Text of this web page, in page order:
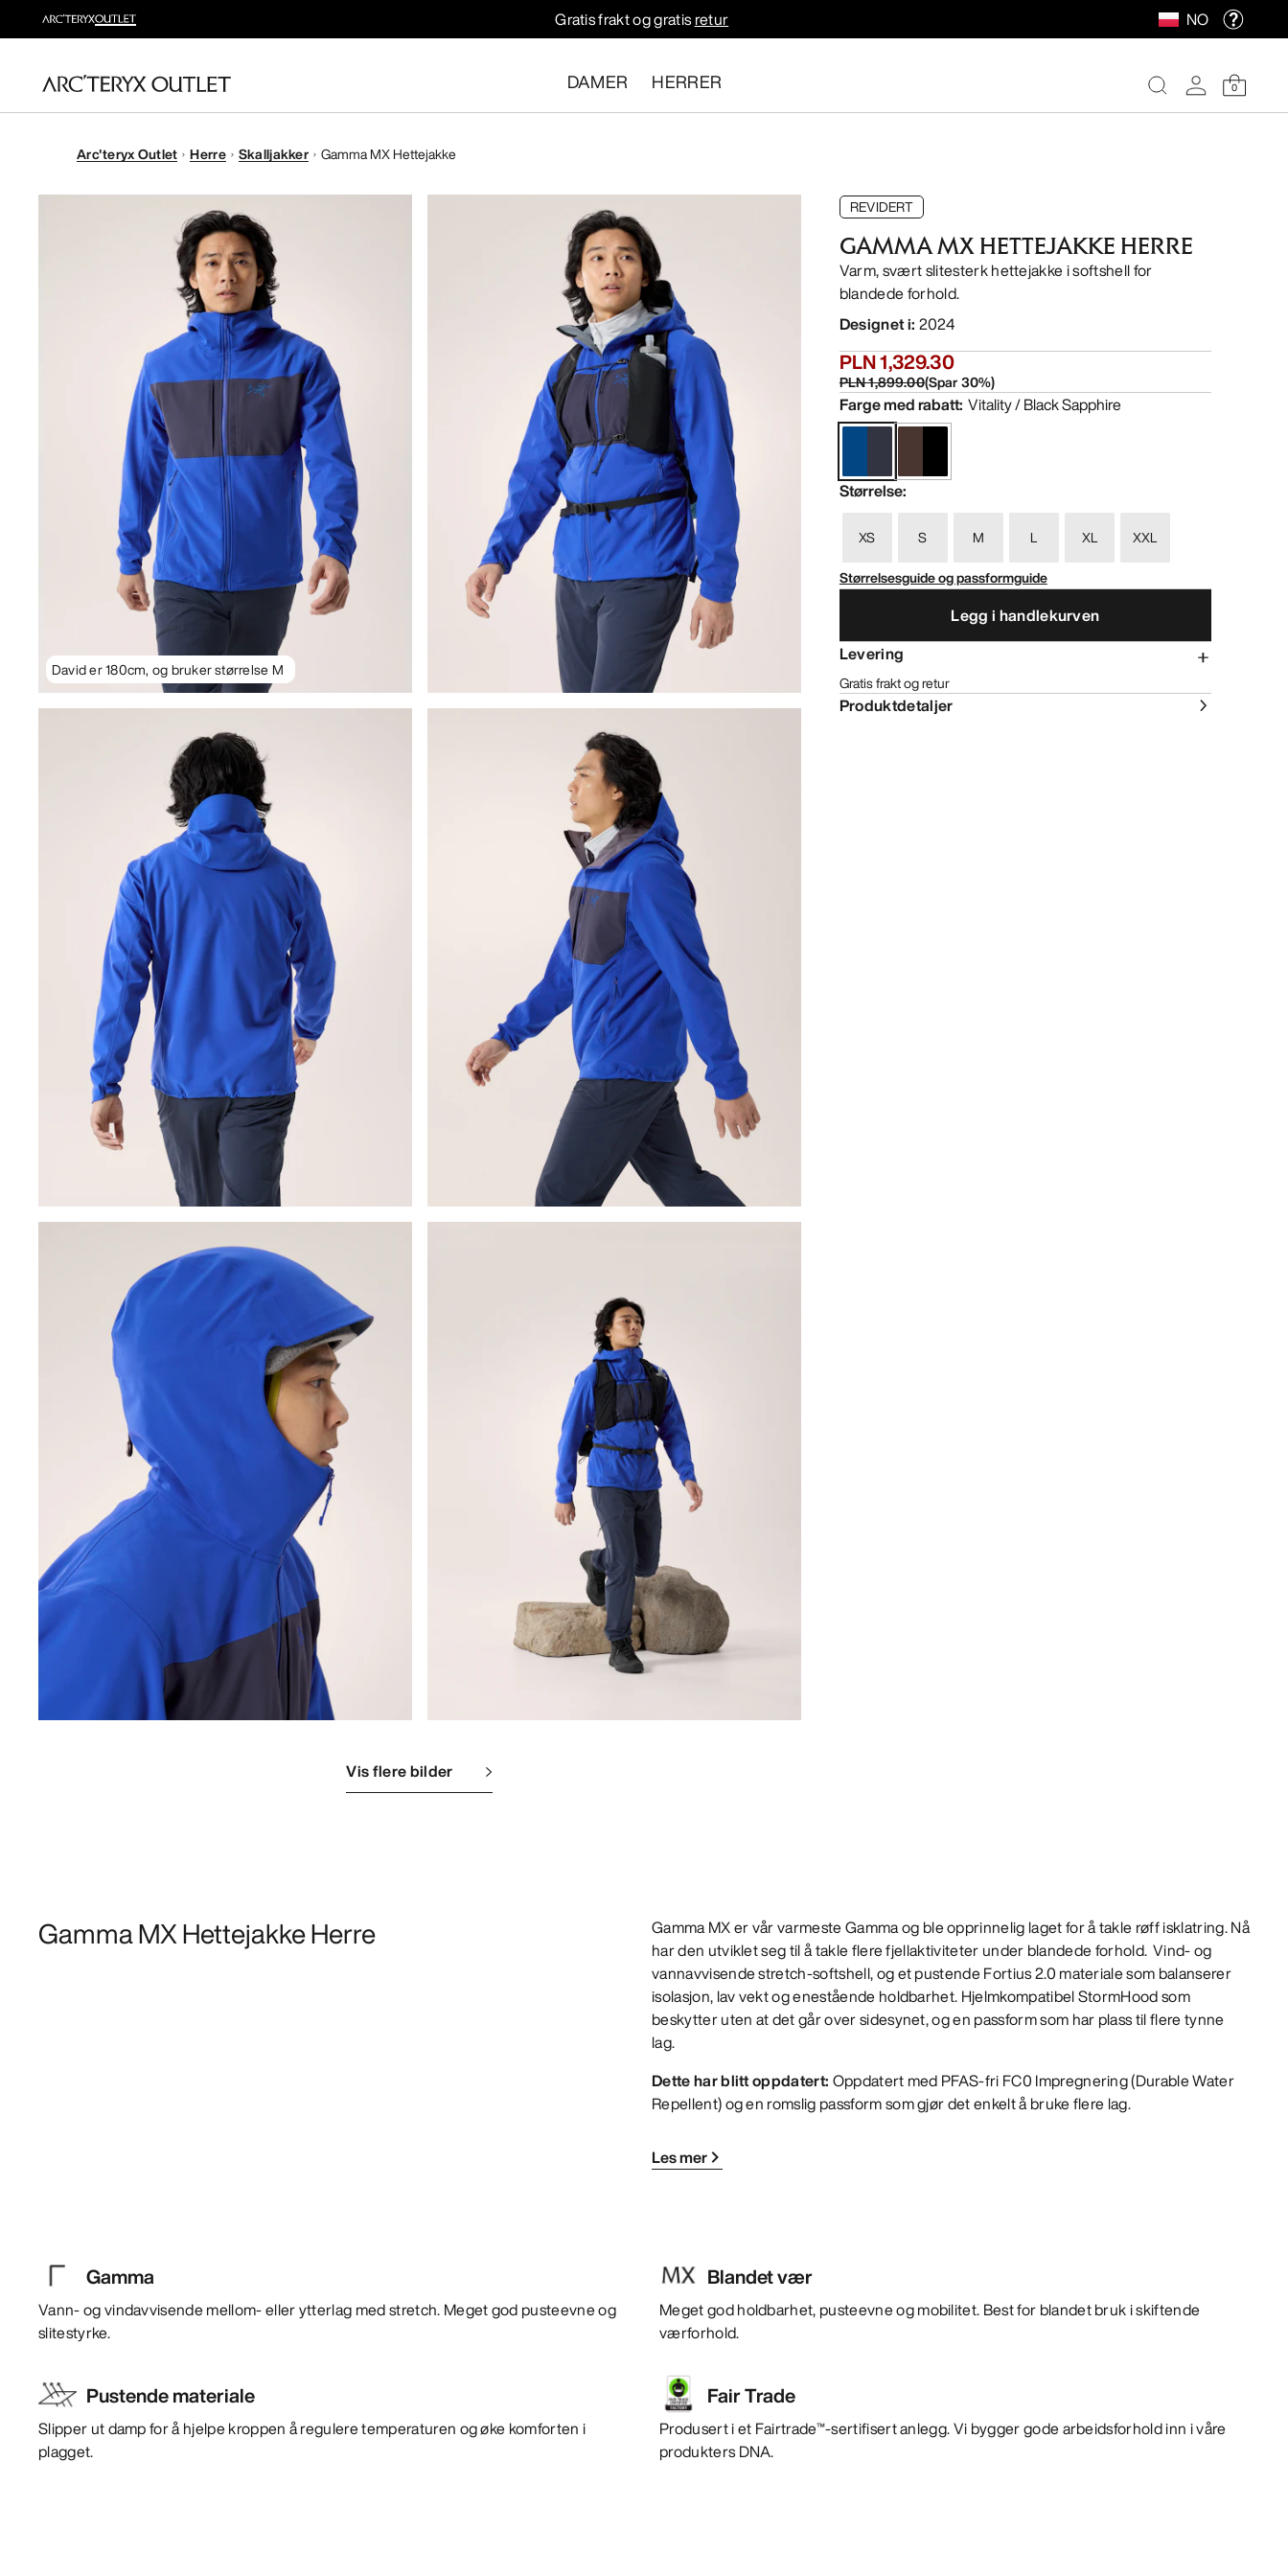
Gratis frakt og gratisretur NO
DAMER HERRER 0
Arc'teryx Outlet Herre Skalljakker Gamma MX Hettejakke
David er 180cm, og bruker størrelse M
Vis flere bilder
REVIDERT
GAMMA MX HETTEJAKKE HERRE
Varm, svært slitesterk hettejakke i softshell for
blandede forhold.
Designet i: 2024
PLN 1,329.30
PLN 1,899.00(Spar30%)
Farge med rabatt: Vitality / Black Sapphire
Størrelse:
XS S M L XL
XXL
Størrelsesguide og passformguide
Legg i handlekurven
Levering
Gratis frakt og retur
Produktdetaljer
Gamma MX Hettejakke Herre
Gamma MX er vår varmeste Gamma og ble opprinnelig laget for å takle røff isklatring. Nå
har den utviklet seg til å takle flere fjellaktiviteter under blandede forhold. Vind- og
vannavvisende stretch-softshell, og et pustende Fortius 2.0 materiale som balanserer
isolasjon, lav vekt og enestående holdbarhet. Hjelmkompatibel StormHood som
beskytter uten at det går over sidesynet, og en passform som har plass til flere tynne
lag.
Dette har blitt oppdatert: Oppdatert med PFAS-fri FC0 Impregnering (Durable Water
Repellent) og en romslig passform som gjør det enkelt å bruke flere lag.
Les mer
Gamma
Vann- og vindavvisende mellom- eller ytterlag med stretch. Meget god pusteevne og
slitestyrke.
Blandet vær
Meget god holdbarhet, pusteevne og mobilitet. Best for blandet bruk i skiftende
værforhold.
Pustende materiale
Slipper ut damp for å hjelpe kroppen å regulere temperaturen og øke komforten i
plagget.
Fair Trade
Produsert i et Fairtrade™-sertifisert anlegg. Vi bygger gode arbeidsforhold inn i våre
produkters DNA.